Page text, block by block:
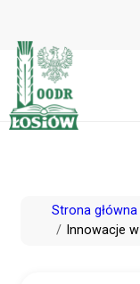
PrzejdźStrona główna
Innowacje